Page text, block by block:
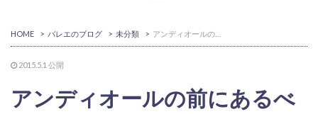
HOME > バレエのブログ > 未分類 >
2015.5.1 公開
アンディオールの前にあるべ